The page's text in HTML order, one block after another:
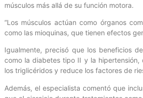
músculos más allá de su función motora.
“Los músculos actúan como órganos
como las mioquinas, que tienen efectos
Igualmente, precisó que los beneficios
como la diabetes tipo II y la
los triglicéridos y reduce los factores de
Además, el especialista comentó que